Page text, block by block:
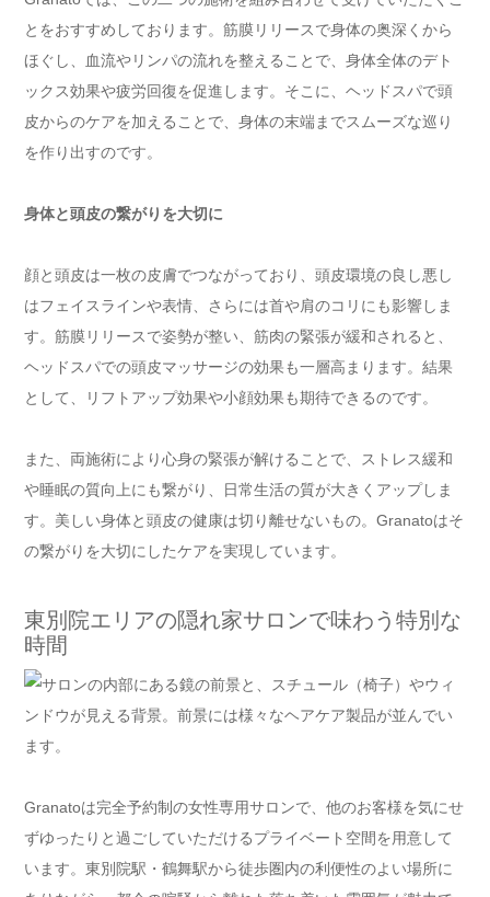
とをおすすめしております。筋膜リリースで身体の奥深くから
ほぐし、血流やリンパの流れを整えることで、身体全体のデト
ックス効果や疲労回復を促進します。そこに、ヘッドスパで頭
皮からのケアを加えることで、身体の末端までスムーズな巡り
を作り出すのです。
身体と頭皮の繋がりを大切に
顔と頭皮は一枚の皮膚でつながっており、頭皮環境の良し悪し
はフェイスラインや表情、さらには首や肩のコリにも影響しま
す。筋膜リリースで姿勢が整い、筋肉の緊張が緩和されると、
ヘッドスパでの頭皮マッサージの効果も一層高まります。結果
として、リフトアップ効果や小顔効果も期待できるのです。
また、両施術により心身の緊張が解けることで、ストレス緩和
や睡眠の質向上にも繋がり、日常生活の質が大きくアップしま
す。美しい身体と頭皮の健康は切り離せないもの。Granatoはそ
の繋がりを大切にしたケアを実現しています。
東別院エリアの隠れ家サロンで味わう特別な
時間
Granatoは完全予約制の女性専用サロンで、他のお客様を気にせ
ずゆったりと過ごしていただけるプライベート空間を用意して
います。東別院駅・鶴舞駅から徒歩圏内の利便性のよい場所に